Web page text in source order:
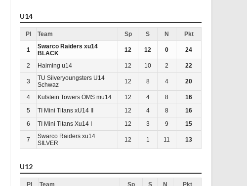
U14
Pl Team Sp S N Pkt
1
Swarco Raiders xu14
BLACK
12 12 0 24
2 Haiming u14 12 10 2 22
3
TU Silveryoungsters U14
Schwaz
12 8 4 20
4 Kufstein Towers ÖMS mu14 12 4 8
16
5
TI Mini Titans xU14 II 12 4 8
16
6
TI Mini Titans Xu14 I 12 3 9 15
7
Swarco Raiders xu14
SILVER
12 1 11 13
U12
Pl Team Sp S N Pkt